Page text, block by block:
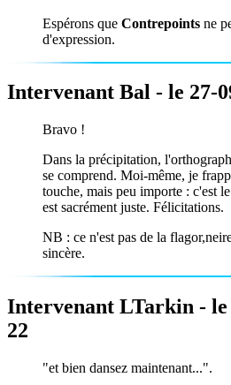
Espérons que Contrepoints ne
d'expression.
Intervenant Bal - le 27-
Bravo !
Dans la précipitation,
se comprend. Moi-même, je
touche, mais peu importe : c'est
est sacrément juste. Félicitations.
NB : ce n'est pas de la
sincère.
Intervenant LTarkin - le
22
"et bien dansez maintenant...".